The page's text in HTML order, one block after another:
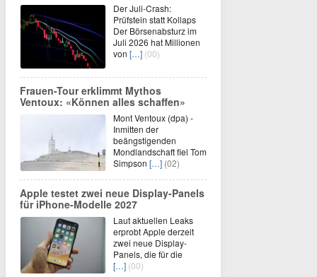
Der Juli-Crash:
Prüfstein statt Kollaps
Der Börsenabsturz im
Juli 2026 hat Millionen
von […] (00)
Frauen-Tour erklimmt Mythos
Ventoux: «Können alles schaffen»
Mont Ventoux (dpa) -
Inmitten der
beängstigenden
Mondlandschaft fiel Tom
Simpson […] (02)
Apple testet zwei neue Display-Panels
für iPhone-Modelle 2027
Laut aktuellen Leaks
erprobt Apple derzeit
zwei neue Display-
Panels, die für die
[…] (00)